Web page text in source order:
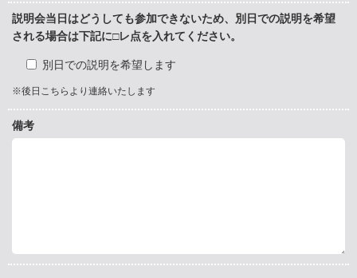
説明会当日はどうしても参加できないため、別日での説明を希望
される場合は下記に□レ点を入れてください。
別日での説明を希望します
※後日こちらより連絡いたします
備考